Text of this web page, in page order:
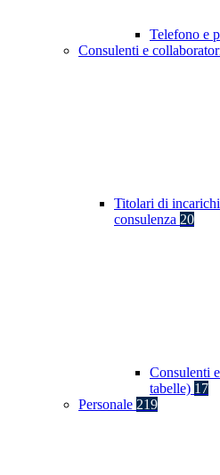
Telefono e
Consulenti e
Titolari di
consulenza 20
Consulenti
tabelle) 17
Personale 219